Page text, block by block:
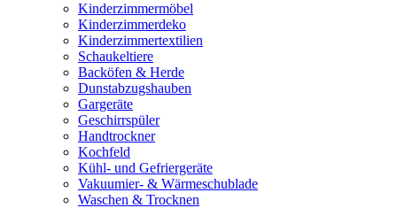
Kinderzimmermöbel
Kinderzimmerdeko
Kinderzimmertextilien
Schaukeltiere
Backöfen & Herde
Dunstabzugshauben
Gargeräte
Geschirrspüler
Handtrockner
Kochfeld
Kühl- und Gefriergeräte
Vakuumier- & Wärmeschublade
Waschen & Trocknen